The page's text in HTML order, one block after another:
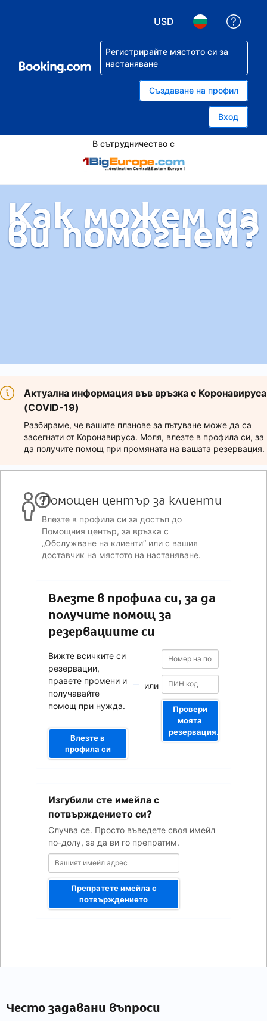
USD
Регистрирайте мястото си за
настаняване
Създаване на профил
Вход
В сътрудничество с
Как можем да
ви помогнем?
Актуална информация във връзка с Коронавируса
(COVID-19)
Разбираме, че вашите планове за пътуване може да са
засегнати от Коронавируса. Моля, влезте в профила си, за
да получите помощ при промяната на вашата резервация.
Помощен център за клиенти
Влезте в профила си за достъп до
Помощния център, за връзка с
„Обслужване на клиенти” или с вашия
доставчик на мястото на настаняване.
Влезте в профила си, за да
получите помощ за
резервациите си
Вижте всичките си
резервации,
правете промени и
получавайте
помощ при нужда.
Влезте в
профила си
или
Номер
на
потвърждението
Номер
потвърждението
Провери
моята
резервация.
Изгубили сте имейла с
потвърждението си?
Случва се. Просто въведете своя имейл
по-долу, за да ви го препратим.
имейл
адрес
Препратете имейла с
потвърждението
Често задавани въпроси